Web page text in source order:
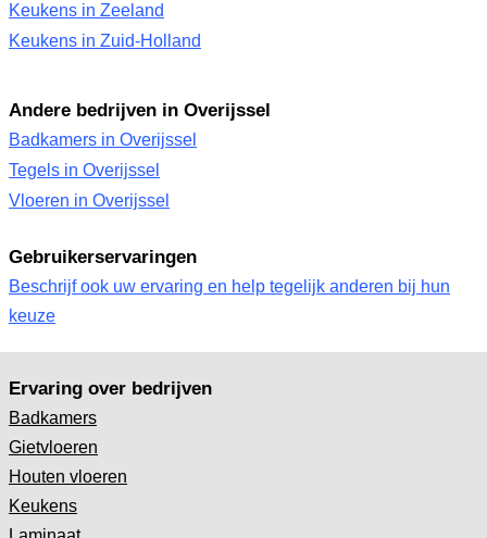
Keukens in Zeeland
Keukens in Zuid-Holland
Andere bedrijven in Overijssel
Badkamers in Overijssel
Tegels in Overijssel
Vloeren in Overijssel
Gebruikerservaringen
Beschrijf ook uw ervaring en help tegelijk anderen bij hun
keuze
Ervaring over bedrijven
Badkamers
Gietvloeren
Houten vloeren
Keukens